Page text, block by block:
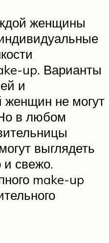
женщины
up. Варианты
и
женщин не могут
в любом
выглядеть
и свежо.
make-up